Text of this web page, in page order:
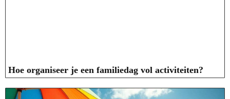
Hoe organiseer je een familiedag vol activiteiten?